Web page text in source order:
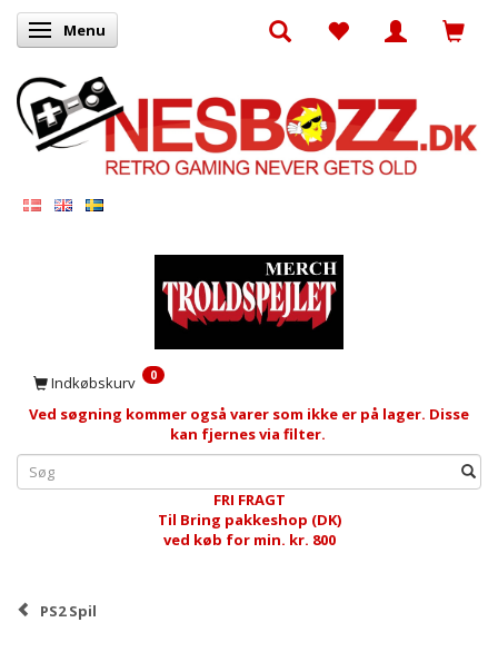
Skifte navigation
Menu
Indkøbskurv 0
Ved søgning kommer også varer som ikke er på lager. Disse
kan fjernes via filter.
FRI FRAGT
Til Bring pakkeshop (DK)
ved køb for min. kr. 800
PS2 Spil